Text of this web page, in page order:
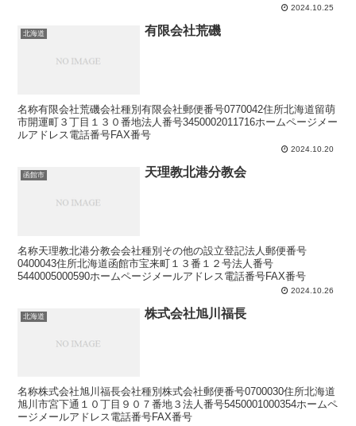
2024.10.25
北海道 有限会社荒磯
名称有限会社荒磯会社種別有限会社郵便番号0770042住所北海道留萌
市開運町３丁目１３０番地法人番号3450002011716ホームページメー
ルアドレス電話番号FAX番号
2024.10.20
函館市 天理教北港分教会
名称天理教北港分教会会社種別その他の設立登記法人郵便番号
0400043住所北海道函館市宝来町１３番１２号法人番号
5440005000590ホームページメールアドレス電話番号FAX番号
2024.10.26
北海道 株式会社旭川福長
名称株式会社旭川福長会社種別株式会社郵便番号0700030住所北海道
旭川市宮下通１０丁目９０７番地３法人番号5450001000354ホームペ
ージメールアドレス電話番号FAX番号